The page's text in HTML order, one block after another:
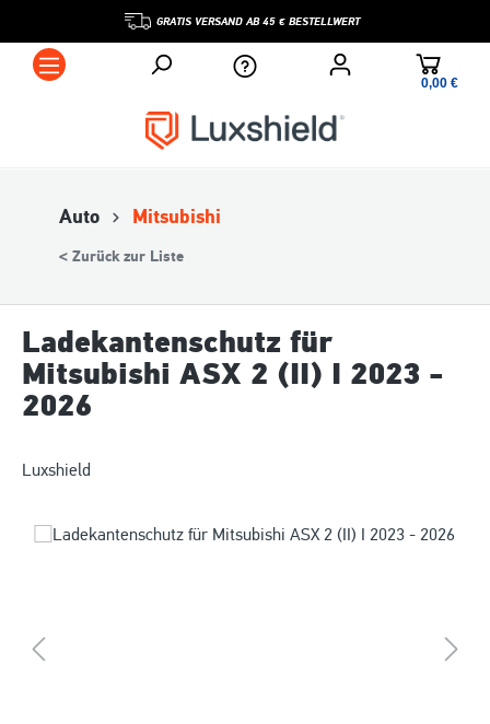
GRATIS VERSAND AB 45 € BESTELLWERT
0,00 €*
Auto Mitsubishi
< Zurück zur Liste
Ladekantenschutz für
Mitsubishi ASX 2 (II) I 2023 -
2026
Luxshield